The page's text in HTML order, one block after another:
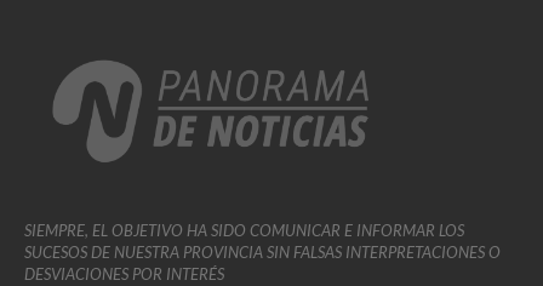
SIEMPRE, EL OBJETIVO HA SIDO COMUNICAR E INFORMAR LOS
SUCESOS DE NUESTRA PROVINCIA SIN FALSAS INTERPRETACIONES O
DESVIACIONES POR INTERÉS